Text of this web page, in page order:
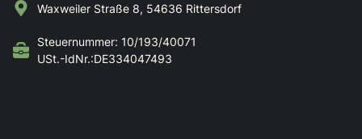
Waxweiler Straße 8, 54636 Rittersdorf
Steuernummer: 10/193/40071
USt.-IdNr.:DE334047493